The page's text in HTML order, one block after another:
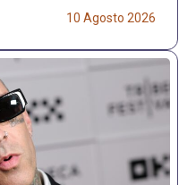
10 Agosto 2026